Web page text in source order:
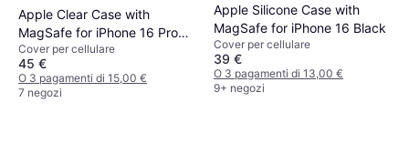
Apple Clear Case with
MagSafe for iPhone 16 Pro
Max
Cover per cellulare
45 €
O 3 pagamenti di 15,00 €
7 negozi
Apple Silicone Case with
MagSafe for iPhone 16 Black
Cover per cellulare
39 €
O 3 pagamenti di 13,00 €
9+ negozi